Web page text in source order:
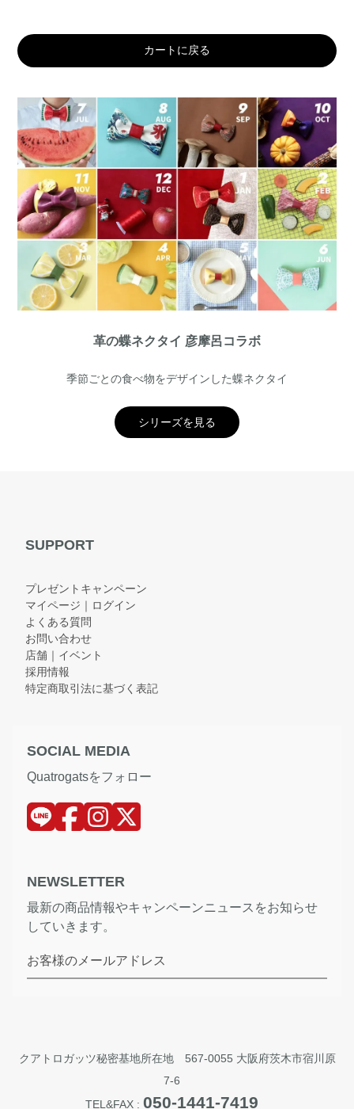
カートに戻る
革の蝶ネクタイ 彦摩呂コラボ
季節ごとの食べ物をデザインした蝶ネクタイ
シリーズを見る
SUPPORT
プレゼントキャンペーン
マイページ｜ログイン
よくある質問
お問い合わせ
店舗｜イベント
採用情報
特定商取引法に基づく表記
SOCIAL MEDIA
Quatrogatsをフォロー
NEWSLETTER
最新の商品情報やキャンペーンニュースをお知らせ
していきます。
お客様のメールアドレス
クアトロガッツ秘密基地所在地 567-0055 大阪府茨木市宿川原
7-6
TEL&FAX : 050-1441-7419